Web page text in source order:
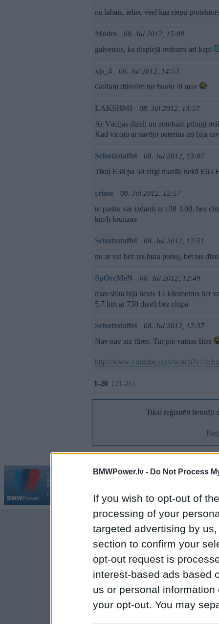
BMWPower.lv - Do Not Process
If you wish to opt-out of
processing of your
targeted advertising by
section to confirm your
opt-out request is
interest-based ads based
us or personal
your opt-out. You may
nu labais, ieliec veel kaa riepu
Modrs 08. Jul 2012, 15:08
galvenais, ka displejā redzami arī kapi
xjs_4 08. Jul 2012, 14:53
Golfam diizelim tur buutu 4l max
LAKSHMI 08. Jul 2012, 13:57
Ar Vācijas dīzeli un autobāni pilnīgi
Kad vicoju ar savējo paterins arį bija
Schutzstaffel 08. Jul 2012, 13:07
Tikai E38 pa 50 zirgi mazāk nekā E65
crime 08. Jul 2012, 12:57
to pashu var izdariit ar e38 3.0d, bez
km/h kruiizaa
Schutzstaffel 08. Jul 2012, 12:51
nu ar vai bez tas butu pohuj, bet tas
SpOrcMeN 08. Jul 2012, 12:49
man shita bija nevis 14 kilometrus bet
5,7 litri ar 730 dizeli bez chipa
Schutzstaffel 08. Jul 2012, 12:37
Nav nav aiz fūres. Tur pie vainas šitas
http://www.youtube.com/
1-20 [21-26]
Tikai reģistrēti lietotāji
Vortāls BMWPower.lv darbojas
kopš 2002. gada 14. maija. Tas nav auto klubs un nav saistīts ar
BMW AG.
Par BMWPower
Kontakti